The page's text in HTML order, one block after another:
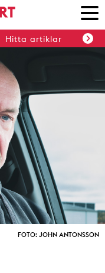
Hitta artiklar
FOTO: JOHN ANTONSSON